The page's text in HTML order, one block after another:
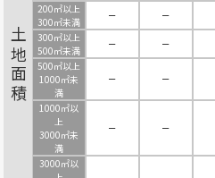
土地面積
200㎡以上
300㎡未満
－ －
300㎡以上
500㎡未満
－ －
500㎡以上
1000㎡未
満
－ －
1000㎡以
上
3000㎡未
満
－ －
3000㎡以